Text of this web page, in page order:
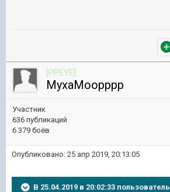
[PPEYE]
MyxaMoopppp
Участник
636 публикаций
6 379 боёв
Опубликовано: 25 апр 2019, 20:13:05
В 25.04.2019 в 20:02:33 пользователь